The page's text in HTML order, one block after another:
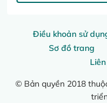
Điều khoản sử
Sơ đồ trang
© Bản quyền 2018